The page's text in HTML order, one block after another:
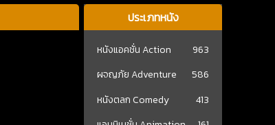
ประเภทหนัง
หนังแอคชั่น Action
963
ผจญภัย Adventure
586
หนังตลก Comedy
413